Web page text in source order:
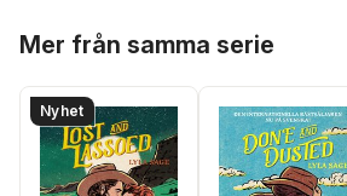
Mer från samma serie
Nyhet